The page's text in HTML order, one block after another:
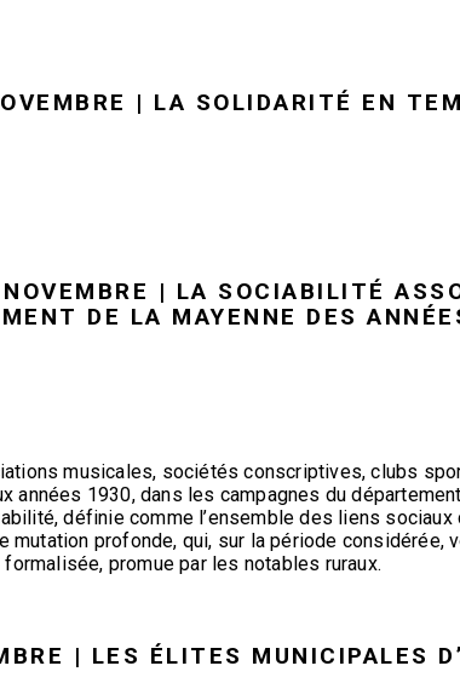
| LA SOLIDARITÉ EN
| LA SOCIABILITÉ
DE LA MAYENNE DES
musicales, sociétés conscriptives, clubs
années 1930, dans les campagnes du
définie comme l’ensemble des liens
mutation profonde, qui, sur la période considérée,
promue par les notables ruraux.
| LES ÉLITES MUNICIPALES